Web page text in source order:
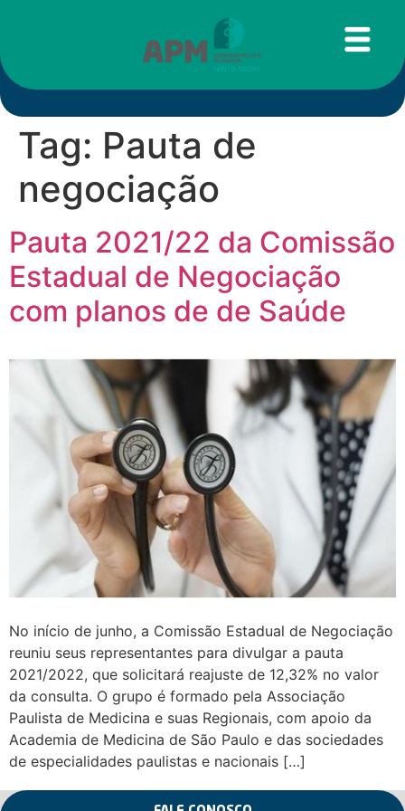
Tag: Pauta de
negociação
Pauta 2021/22 da Comissão
Estadual de Negociação
com planos de de Saúde
No início de junho, a Comissão Estadual de Negociação
reuniu seus representantes para divulgar a pauta
2021/2022, que solicitará reajuste de 12,32% no valor
da consulta. O grupo é formado pela Associação
Paulista de Medicina e suas Regionais, com apoio da
Academia de Medicina de São Paulo e das sociedades
de especialidades paulistas e nacionais […]